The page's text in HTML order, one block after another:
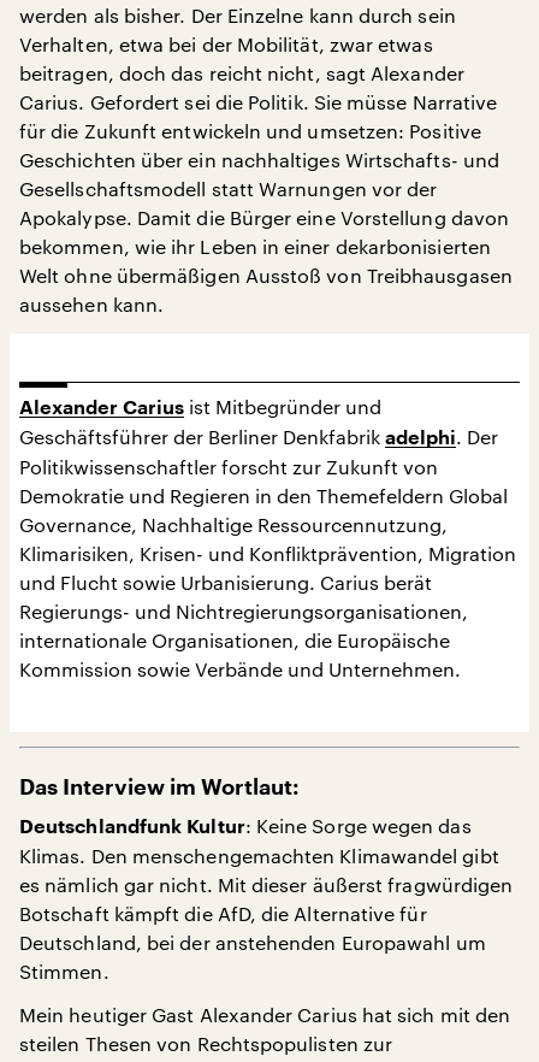
werden als bisher. Der Einzelne kann durch sein
Verhalten, etwa bei der Mobilität, zwar etwas
beitragen, doch das reicht nicht, sagt Alexander
Carius. Gefordert sei die Politik. Sie müsse Narrative
für die Zukunft entwickeln und umsetzen: Positive
Geschichten über ein nachhaltiges Wirtschafts- und
Gesellschaftsmodell statt Warnungen vor der
Apokalypse. Damit die Bürger eine Vorstellung davon
bekommen, wie ihr Leben in einer dekarbonisierten
Welt ohne übermäßigen Ausstoß von Treibhausgasen
aussehen kann.
Alexander Carius ist Mitbegründer und
Geschäftsführer der Berliner Denkfabrik adelphi. Der
Politikwissenschaftler forscht zur Zukunft von
Demokratie und Regieren in den Themefeldern Global
Governance, Nachhaltige Ressourcennutzung,
Klimarisiken, Krisen- und Konfliktprävention, Migration
und Flucht sowie Urbanisierung. Carius berät
Regierungs- und Nichtregierungsorganisationen,
internationale Organisationen, die Europäische
Kommission sowie Verbände und Unternehmen.
Das Interview im Wortlaut:
Deutschlandfunk Kultur: Keine Sorge wegen das
Klimas. Den menschengemachten Klimawandel gibt
es nämlich gar nicht. Mit dieser äußerst fragwürdigen
Botschaft kämpft die AfD, die Alternative für
Deutschland, bei der anstehenden Europawahl um
Stimmen.
Mein heutiger Gast Alexander Carius hat sich mit den
steilen Thesen von Rechtspopulisten zur